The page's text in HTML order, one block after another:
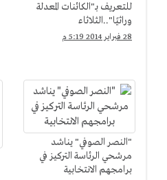
للتعريف بـ"الكائنات المعدلة
وراثيًا"..الثلاثاء
28 فبراير 2014 5:19 م
"النصر الصوفي" يناشد
مرشحي الرئاسة التركيز في
برامجهم الانتخابية